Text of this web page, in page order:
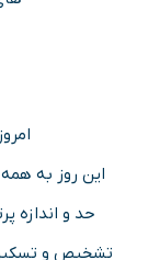
این روز به
حد و اندازه
تشخیص و تسکین